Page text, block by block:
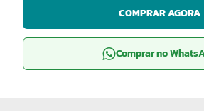
COMPRAR AGORA
Comprar no